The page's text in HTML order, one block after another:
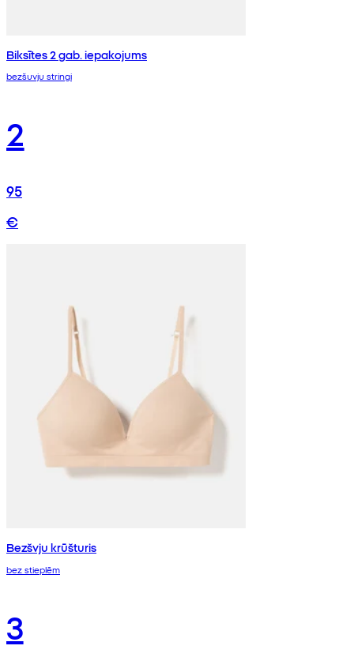
Biksītes 2 gab. iepakojums
bezšuvju stringi
2
95
€
Bezšvju krūšturis
bez stieplēm
3